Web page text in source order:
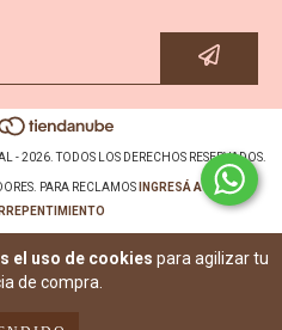
el uso de cookies para agilizar tu
de compra.
- 2026. TODOS LOS DERECHOS RESERVADOS.
PARA RECLAMOS
INGRESÁ ACÁ.